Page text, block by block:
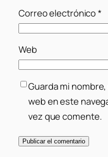
Correo electrónico*
Web
Guarda mi
web en este
vez que comente.